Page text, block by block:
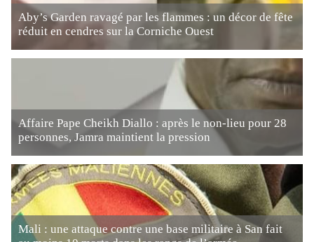
Aby’s Garden ravagé par les flammes : un décor de fête
réduit en cendres sur la Corniche Ouest
Affaire Pape Cheikh Diallo : après le non-lieu pour 28
personnes, Jamra maintient la pression
Mali : une attaque contre une base militaire à San fait